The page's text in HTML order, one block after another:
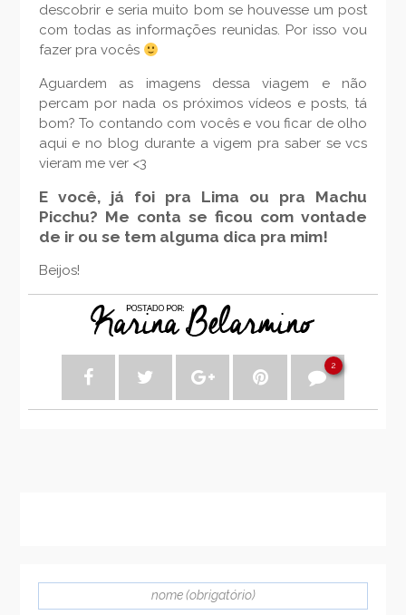
descobrir e seria muito bom se houvesse um post
com todas as informações reunidas. Por isso vou
fazer pra vocês
Aguardem as imagens dessa viagem e não
percam por nada os próximos vídeos e posts, tá
bom? To contando com vocês e vou ficar de olho
aqui e no blog durante a vigem pra saber se vcs
vieram me ver <3
E você, já foi pra Lima ou pra Machu
Picchu? Me conta se ficou com vontade
de ir ou se tem alguma dica pra mim!
Beijos!
2